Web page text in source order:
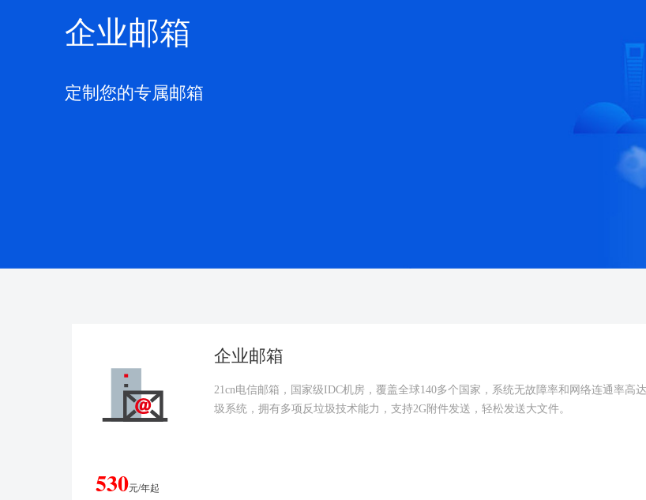
企业邮箱
定制您的专属邮箱
企业邮箱
21cn电信邮箱，国家级IDC机房，覆盖全球140多个国家，系统无故障率和网络连通率高
圾系统，拥有多项反垃圾技术能力，支持2G附件发送，轻松发送大文件。
530元/年起